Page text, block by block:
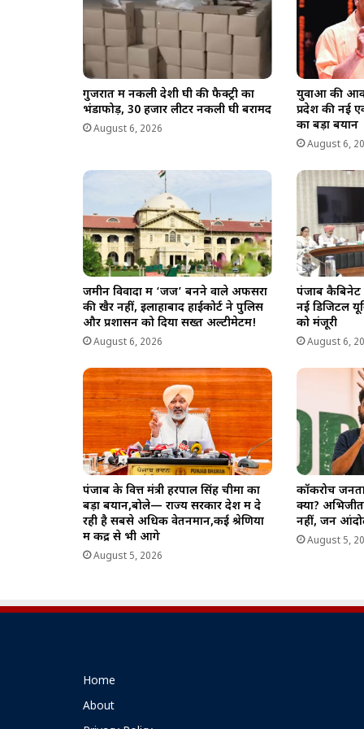
गुजरात में नकली देशी घी की फैक्ट्री का
भंडाफोड़, 30 हजार लीटर नकली घी बरामद
August 6, 2026
युवाओं की
प्रदेश की नई
का बड़ा बयान
August 6,
जमीन विवादों में ‘जज’ बनने वाले अफसरों
की खैर नहीं, इलाहाबाद हाईकोर्ट ने पुलिस
और प्रशासन को दिया सख्त अल्टीमेटम!
August 6, 2026
पंजाब
नई डिजिटल
को मंजूरी
August 6,
पंजाब के वित्त मंत्री हरपाल सिंह चीमा का
बड़ा बयान,बोले— राज्य सरकार देश में दे
रही है सबसे अधिक वेतनमान,कई श्रेणियों
में केंद्र से भी आगे
August 5, 2026
कॉकरोच
क्या?
नहीं, जन
August 5,
Home
About